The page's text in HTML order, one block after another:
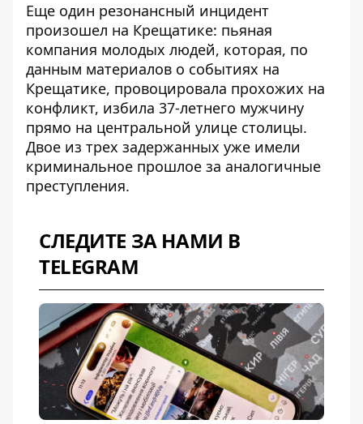
Еще один резонансный инцидент
произошел на Крещатике: пьяная
компания молодых людей, которая, по
данным материалов о событиях на
Крещатике, провоцировала прохожих на
конфликт, избила 37-летнего мужчину
прямо на центральной улице столицы.
Двое из трех задержанных уже имели
криминальное прошлое за аналогичные
преступления.
СЛЕДИТЕ ЗА НАМИ В
TELEGRAM